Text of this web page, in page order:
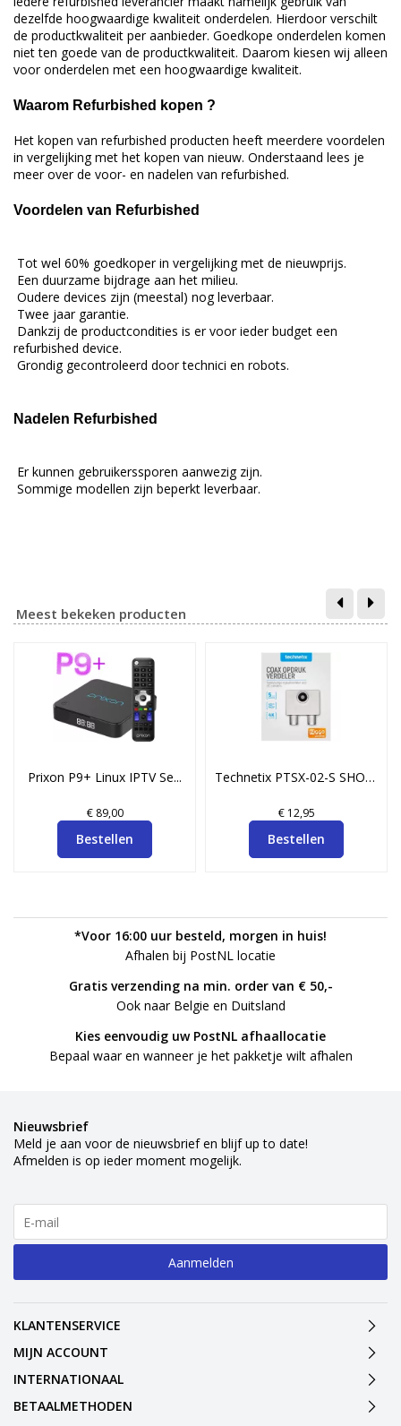
dezelfde hoogwaardige kwaliteit onderdelen. Hierdoor verschilt
de productkwaliteit per aanbieder. Goedkope onderdelen komen
niet ten goede van de productkwaliteit. Daarom kiesen wij alleen
voor onderdelen met een hoogwaardige kwaliteit.
Waarom Refurbished kopen ?
Het kopen van refurbished producten heeft meerdere voordelen
in vergelijking met het kopen van nieuw. Onderstaand lees je
meer over de voor- en nadelen van refurbished.
Voordelen van Refurbished
Tot wel 60% goedkoper in vergelijking met de nieuwprijs.
Een duurzame bijdrage aan het milieu.
Oudere devices zijn (meestal) nog leverbaar.
Twee jaar garantie.
Dankzij de productcondities is er voor ieder budget een
refurbished device.
Grondig gecontroleerd door technici en robots.
Nadelen Refurbished
Er kunnen gebruikerssporen aanwezig zijn.
Sommige modellen zijn beperkt leverbaar.
Meest bekeken producten
Prixon P9+ Linux IPTV Se...
€ 89,00
Bestellen
Technetix PTSX-02-S SHOP...
€ 12,95
Bestellen
*Voor 16:00 uur besteld, morgen in huis!
Afhalen bij PostNL locatie
Gratis verzending na min. order van € 50,-
Ook naar Belgie en Duitsland
Kies eenvoudig uw PostNL afhaallocatie
Bepaal waar en wanneer je het pakketje wilt afhalen
Nieuwsbrief
Meld je aan voor de nieuwsbrief en blijf up to date!
Afmelden is op ieder moment mogelijk.
Aanmelden
KLANTENSERVICE
MIJN ACCOUNT
INTERNATIONAAL
BETAALMETHODEN